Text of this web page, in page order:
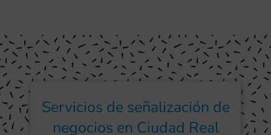
Servicios de señalización de
negocios en Ciudad Real